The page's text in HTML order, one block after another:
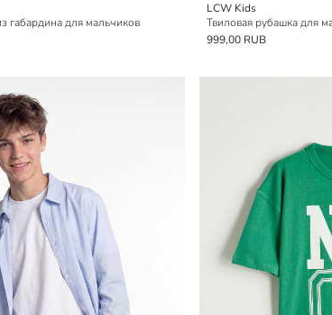
габардина для мальчиков
LCW Kids
Твиловая рубашка для
999,00 RUB